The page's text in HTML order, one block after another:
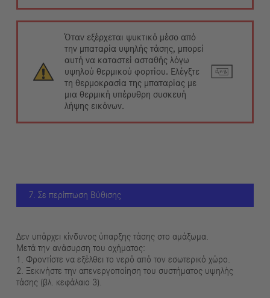
Όταν εξέρχεται ψυκτικό μέσο από
την μπαταρία υψηλής τάσης, μπορεί
αυτή να καταστεί ασταθής λόγω
υψηλού θερμικού φορτίου. Ελέγξτε
τη θερμοκρασία της μπαταρίας με
μια θερμική υπέρυθρη συσκευή
λήψης εικόνων.
7. Σε περίπτωση Βύθισης
Δεν υπάρχει κίνδυνος ύπαρξης τάσης στο αμάξωμα.
Μετά την ανάσυρση του οχήματος:
1. Φροντίστε να εξέλθει το νερό από τον εσωτερικό χώρο.
2. Ξεκινήστε την απενεργοποίηση του συστήματος υψηλής
τάσης (βλ. κεφάλαιο 3).